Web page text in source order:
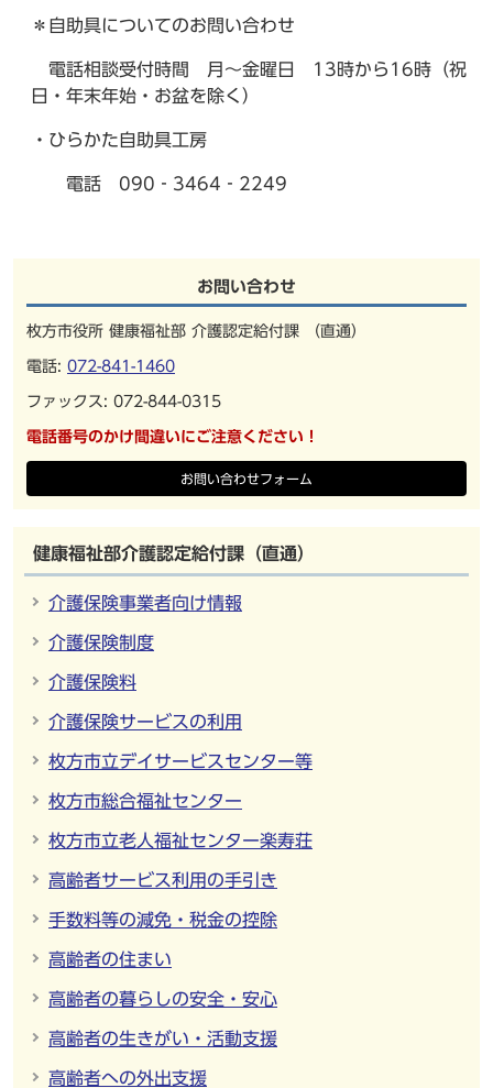
＊自助具についてのお問い合わせ
電話相談受付時間 月～金曜日 13時から16時（祝
日・年末年始・お盆を除く）
・ひらかた自助具工房
電話 090‐3464‐2249
お問い合わせ
枚方市役所 健康福祉部 介護認定給付課 （直通）
電話: 072-841-1460
ファックス: 072-844-0315
電話番号のかけ間違いにご注意ください！
お問い合わせフォーム
健康福祉部介護認定給付課（直通）
介護保険事業者向け情報
介護保険制度
介護保険料
介護保険サービスの利用
枚方市立デイサービスセンター等
枚方市総合福祉センター
枚方市立老人福祉センター楽寿荘
高齢者サービス利用の手引き
手数料等の減免・税金の控除
高齢者の住まい
高齢者の暮らしの安全・安心
高齢者の生きがい・活動支援
高齢者への外出支援